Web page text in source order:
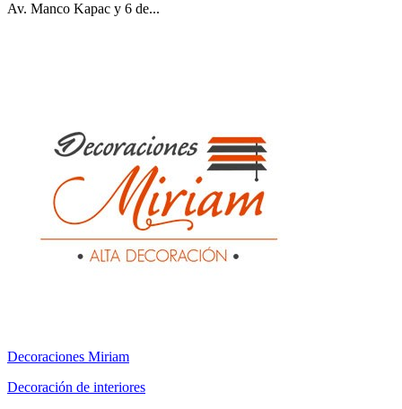
Av. Manco Kapac y 6 de...
Decoraciones Miriam
Decoración de interiores